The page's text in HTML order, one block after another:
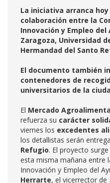
La iniciativa arranca
colaboración entre la
Innovación y Empleo
Zaragoza, Universidad
Hermandad del Santo
El documento también
contenedores de
universitarios de la
El Mercado
refuerza su carácter
viernes los excedentes
los detallistas serán
Refugio. El proyecto
esta misma mañana entre
Innovación y Empleo del
Herrarte, el vicerrector de